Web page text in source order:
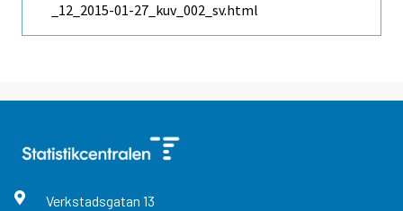
_12_2015-01-27_kuv_002_sv.html
Verkstadsgatan 13